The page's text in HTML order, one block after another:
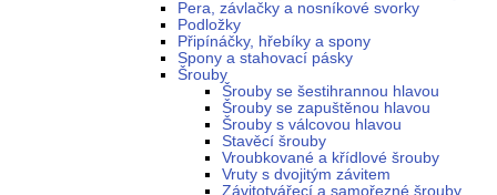
Pera, závlačky a nosníkové svorky
Podložky
Připínáčky, hřebíky a spony
Spony a stahovací pásky
Šrouby
Šrouby se šestihrannou hlavou
Šrouby se zapuštěnou hlavou
Šrouby s válcovou hlavou
Stavěcí šrouby
Vroubkované a křídlové šrouby
Vruty s dvojitým závitem
Závitotvářecí a samořezné šrouby